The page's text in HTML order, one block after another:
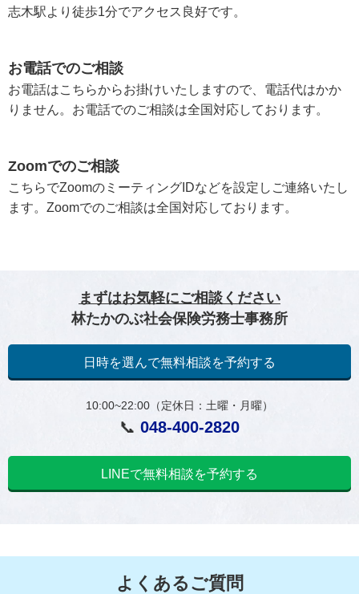
志木駅より徒歩1分でアクセス良好です。
お電話でのご相談
お電話はこちらからお掛けいたしますので、電話代はかか
りません。お電話でのご相談は全国対応しております。
Zoomでのご相談
こちらでZoomのミーティングIDなどを設定しご連絡いたし
ます。Zoomでのご相談は全国対応しております。
まずはお気軽にご相談ください
林たかのぶ社会保険労務士事務所
日時を選んで無料相談を予約する
10:00~22:00（定休日：土曜・月曜）
📞 048-400-2820
LINEで無料相談を予約する
よくあるご質問